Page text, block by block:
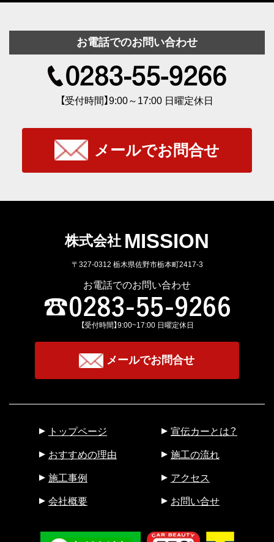
お電話でのお問い合わせ
【受付時間】9:00～17:00 日曜定休日
メールでお問合せ
お電話でのお問い合わせ
株式会社 MISSION
〒327-0312 栃⽊県佐野市栃本町2417-3
【受付時間】9:00~17:00 日曜定休⽇
メールでお問合せ
トップページ 宣伝カーとは？
おすすめの理由 施工の流れ
施工事例 アクセス
会社概要 お問い合せ